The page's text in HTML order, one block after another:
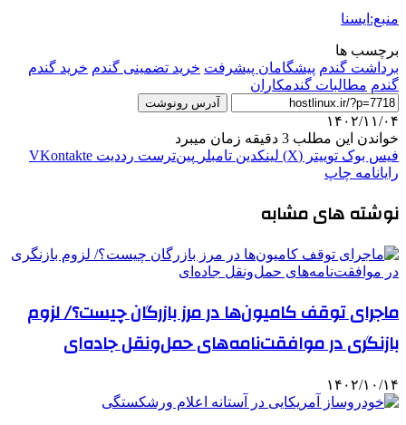
منبع:ایسنا
برچسب ها
برداشت گندم پیشگامان پیشرفت خرید تضمینی گندم خرید گندم
گندم مطالبات گندمکاران
آدرس رونوشت
۱۴۰۲/۱۱/۰۴
خواندن این مطلب 3 دقیقه زمان میبرد
فیس بوک توییتر (X) لینکدین ‫تامبلر ‫پین‌ترست ‫رددیت ‫VKontakte
رایانامه چاپ
نوشته های مشابه
ماجرای توقف کامیون‌ها در مرز بازرگان چیست؟/ لزوم
بازنگری در موافقت‌نامه‌های حمل‌ونقل جاده‌ای
۱۴۰۲/۱۰/۱۴